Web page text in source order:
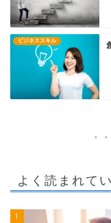
ビジネススキル
よく読まれて
1